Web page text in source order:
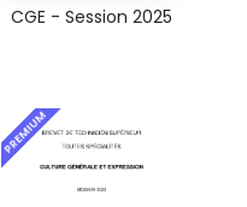
CGE - Session 2025
PREMIUM